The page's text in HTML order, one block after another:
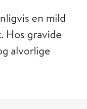
en mild
Hos gravide
alvorlige